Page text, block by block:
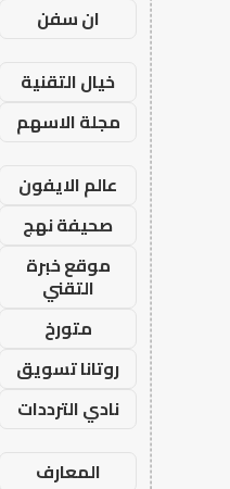
ان سفن
خيال التقنية
مجلة الاسهم
عالم الايفون
صحيفة نهج
موقع خبرة
التقني
متورخ
روتانا تسويق
نادي الترددات
المعارف